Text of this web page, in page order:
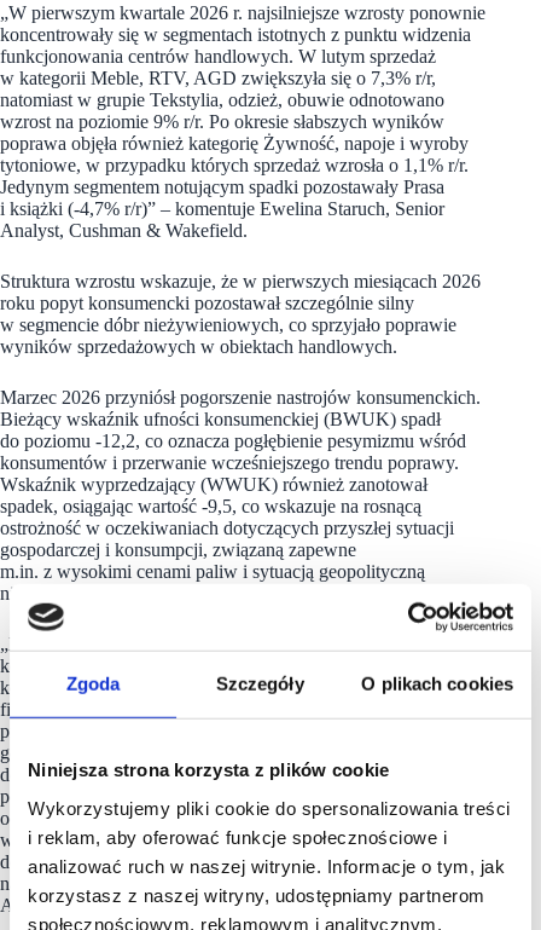
Zgoda Szczegóły O plikach cookies
Niniejsza strona korzysta z plików cookie
Wykorzystujemy pliki cookie do spersonalizowania treści
i reklam, aby oferować funkcje społecznościowe i
analizować ruch w naszej witrynie. Informacje o tym, jak
korzystasz z naszej witryny, udostępniamy partnerom
społecznościowym, reklamowym i analitycznym.
„W pierwszym kwartale 2026 r. najsilniejsze wzrosty ponownie
koncentrowały się w segmentach istotnych z punktu widzenia
funkcjonowania centrów handlowych. W lutym sprzedaż
w kategorii Meble, RTV, AGD zwiększyła się o 7,3% r/r,
natomiast w grupie Tekstylia, odzież, obuwie odnotowano
wzrost na poziomie 9% r/r. Po okresie słabszych wyników
poprawa objęła również kategorię Żywność, napoje i wyroby
tytoniowe, w przypadku których sprzedaż wzrosła o 1,1% r/r.
Jedynym segmentem notującym spadki pozostawały Prasa
i książki (-4,7% r/r)” – komentuje Ewelina Staruch, Senior
Analyst, Cushman & Wakefield.
Struktura wzrostu wskazuje, że w pierwszych miesiącach 2026
roku popyt konsumencki pozostawał szczególnie silny
w segmencie dóbr nieżywieniowych, co sprzyjało poprawie
wyników sprzedażowych w obiektach handlowych.
Marzec 2026 przyniósł pogorszenie nastrojów konsumenckich.
Bieżący wskaźnik ufności konsumenckiej (BWUK) spadł
do poziomu -12,2, co oznacza pogłębienie pesymizmu wśród
konsumentów i przerwanie wcześniejszego trendu poprawy.
Wskaźnik wyprzedzający (WWUK) również zanotował
spadek, osiągając wartość -9,5, co wskazuje na rosnącą
ostrożność w oczekiwaniach dotyczących przyszłej sytuacji
gospodarczej i konsumpcji, związaną zapewne
m.in. z wysokimi cenami paliw i sytuacją geopolityczną
niesprzyjającą planowaniu większych wydatków.
„Dane GUS pokazują, że fundamenty nastrojów
konsumenckich są coraz bardziej zróżnicowane. W marcu
konsumenci pozytywnie oceniali swoją bieżącą sytuację
finansową, której wskaźnik osiągnął wartość +31,7. Również
przewidywania dotyczące przyszłej sytuacji finansowej
gospodarstwa domowego (+14,0) oraz skłonność
do oszczędzania (+13,5) pozostały na relatywnie wysokim
poziomie. Jednocześnie jednak respondenci negatywnie
oceniali zmiany ogólnej sytuacji ekonomicznej kraju – zarówno
w ujęciu bieżącym (-22,4), jak i przyszłym (-24,1). Wskaźnik
dotyczący planowania większych zakupów utrzymał się
na niskim poziomie (-26,9)” – dodaje Ewelina Staruch, Senior
Analyst, Cushman & Wakefield.